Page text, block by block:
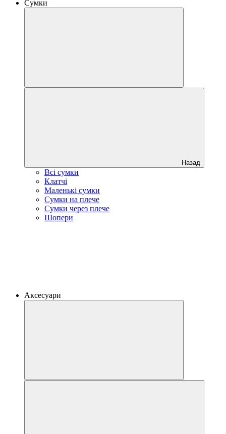
Сумки
Назад
Всі сумки
Клатчі
Маленькі сумки
Сумки на плече
Сумки через плече
Шопери
Аксесуари